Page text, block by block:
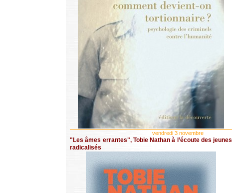
vendredi 3 novembre
"Les âmes errantes", Tobie Nathan à l’écoute des jeunes
radicalisés